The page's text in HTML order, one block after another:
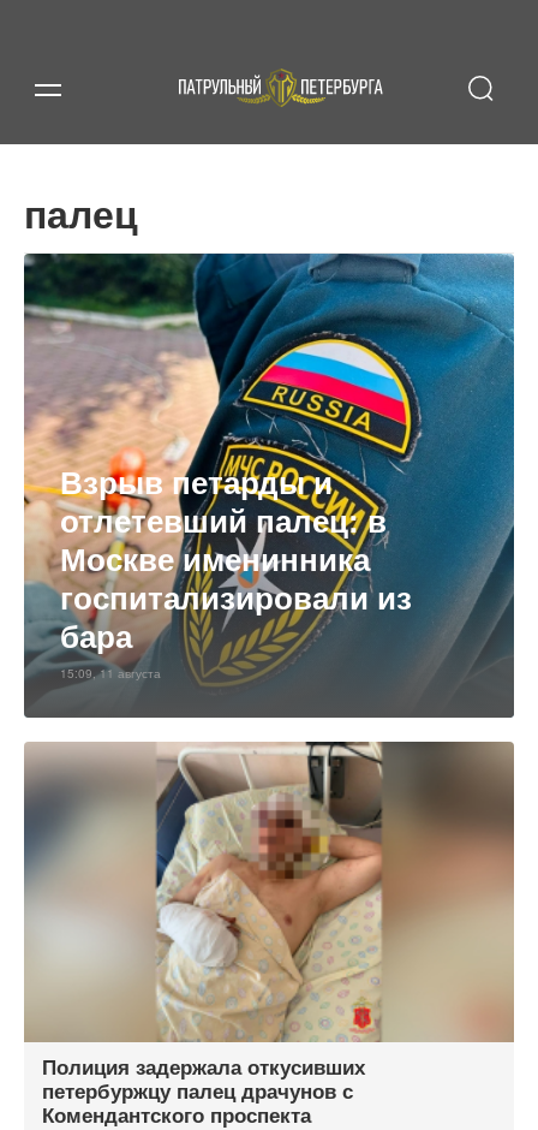
палец
Взрыв петарды и
отлетевший палец: в
Москве именинника
госпитализировали из
бара
15:09, 11 августа
Полиция задержала откусивших
петербуржцу палец драчунов с
Комендантского проспекта